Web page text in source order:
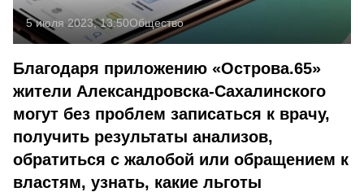
5 июля 2023, 13:50Общество
Благодаря приложению «Острова.65»
жители Александровска-Сахалинского
могут без проблем записаться к врачу,
получить результаты анализов,
обратиться с жалобой или обращением к
властям, узнать, какие льготы